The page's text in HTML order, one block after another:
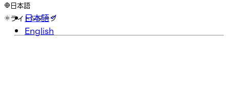
日本語
日本語
English
ライト ダーク